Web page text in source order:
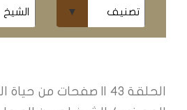
المباشر
الحلقة 43 || صفحات من